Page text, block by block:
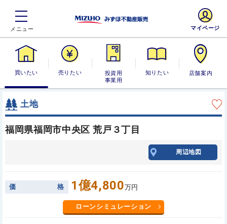
買いたい 売りたい
投資用・事業
用
知りたい 店舗案内
マイページ
土地
福岡県福岡市中央区 荒戸３丁目
周辺地図
価 格 1億4,800万円
ローンシミュレーション